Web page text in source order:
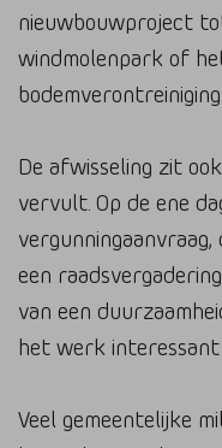
nieuwbouwproject
windmolenpark of
bodemverontreiniging.
De afwisseling zit
vervult. Op de ene
een
van een
het werk interessant
Veel gemeentelijke